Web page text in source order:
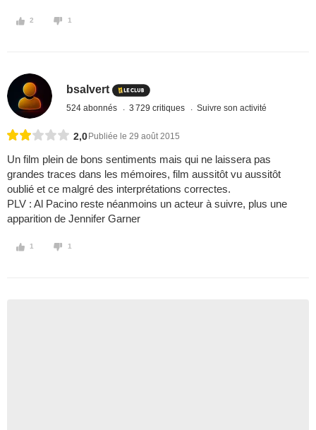
2 1
bsalvert
524 abonnés 3 729 critiques Suivre son activité
2,0 Publiée le 29 août 2015
Un film plein de bons sentiments mais qui ne laissera pas
grandes traces dans les mémoires, film aussitôt vu aussitôt
oublié et ce malgré des interprétations correctes.
PLV : Al Pacino reste néanmoins un acteur à suivre, plus une
apparition de Jennifer Garner
1 1